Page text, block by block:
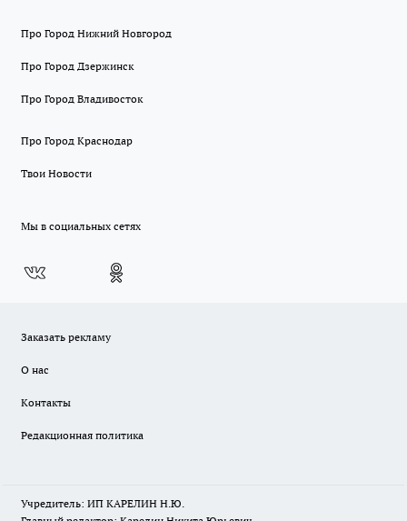
Про Город Нижний Новгород
Про Город Дзержинск
Про Город Владивосток
Про Город Краснодар
Твои Новости
Мы в социальных сетях
Заказать рекламу
О нас
Контакты
Редакционная политика
Учредитель: ИП КАРЕЛИН Н.Ю.